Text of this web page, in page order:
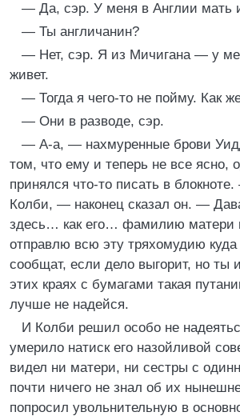
— Да, сэр. У меня в Англии мать
— Ты англичанин?
— Нет, сэр. Я из Мичигана — у
живет.
— Тогда я чего-то не пойму. Как
— Они в разводе, сэр.
— А-а, — нахмуренные брови
том, что ему и теперь не все ясно,
принялся что-то писать в
Колби, — наконец сказал он. —
здесь… как его… фамилию матери
отправлю всю эту тряхомудию
сообщат, если дело выгорит, но ты
этих краях с бумагами такая
лучше не надейся.
И Колби решил особо не
умерило натиск его назойливой
видел ни матери, ни сестры с
почти ничего не знал об их
попросил увольнительную в